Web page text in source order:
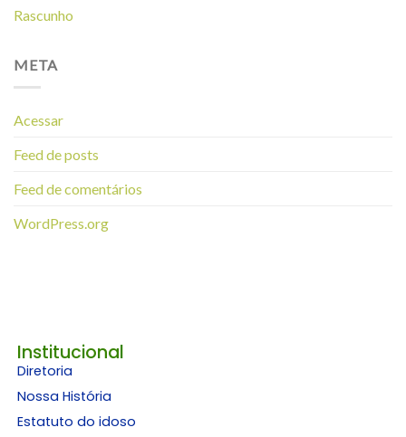
Rascunho
META
Acessar
Feed de posts
Feed de comentários
WordPress.org
Institucional
Diretoria
Nossa História
Estatuto do idoso